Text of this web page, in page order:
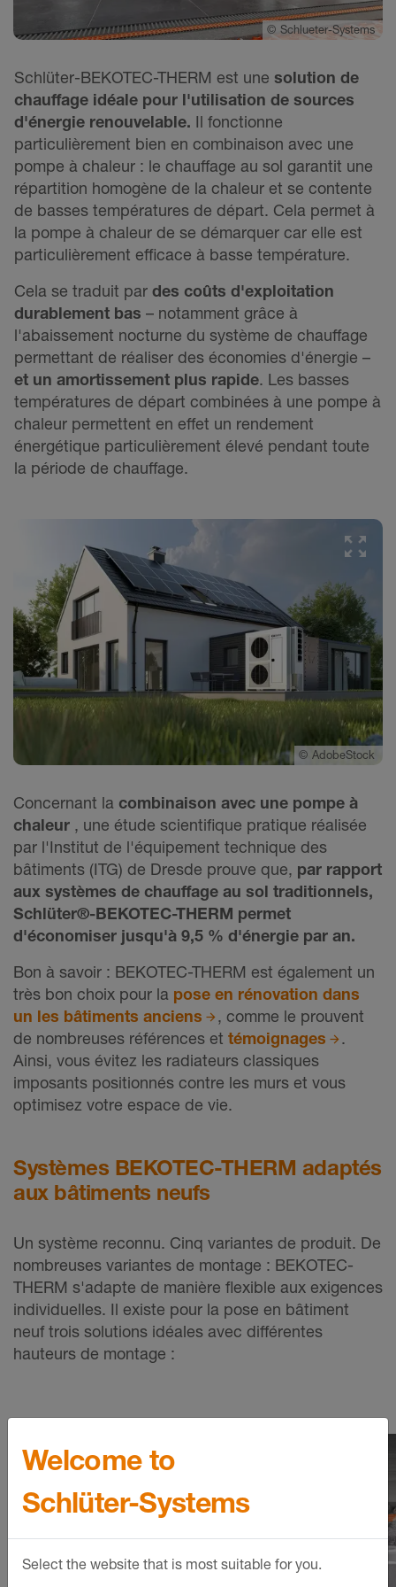
© Schlueter-Systems
Schlüter-BEKOTEC-THERM est une solution de
chauffage idéale pour l'utilisation de sources
d'énergie renouvelable. Il fonctionne
particulièrement bien en combinaison avec une
pompe à chaleur : le chauffage au sol garantit une
répartition homogène de la chaleur et se contente
de basses températures de départ. Cela permet à
la pompe à chaleur de se démarquer car elle est
particulièrement efficace à basse température.
Cela se traduit par des coûts d'exploitation
durablement bas – notamment grâce à
l'abaissement nocturne du système de chauffage
permettant de réaliser des économies d'énergie –
et un amortissement plus rapide. Les basses
températures de départ combinées à une pompe à
chaleur permettent en effet un rendement
énergétique particulièrement élevé pendant toute
la période de chauffage.
© AdobeStock
Concernant la combinaison avec une pompe à
chaleur , une étude scientifique pratique réalisée
par l'Institut de l'équipement technique des
bâtiments (ITG) de Dresde prouve que, par rapport
aux systèmes de chauffage au sol traditionnels,
Schlüter®-BEKOTEC-THERM permet
d'économiser jusqu'à 9,5 % d'énergie par an.
Bon à savoir : BEKOTEC-THERM est également un
très bon choix pour la pose en rénovation dans
un les bâtiments anciens
, comme le prouvent
de nombreuses références et témoignages
.
Ainsi, vous évitez les radiateurs classiques
imposants positionnés contre les murs et vous
optimisez votre espace de vie.
Systèmes BEKOTEC-THERM adaptés
aux bâtiments neufs
Un système reconnu. Cinq variantes de produit. De
nombreuses variantes de montage : BEKOTEC-
THERM s'adapte de manière flexible aux exigences
individuelles. Il existe pour la pose en bâtiment
neuf trois solutions idéales avec différentes
hauteurs de montage :
Welcome to
Schlüter-Systems
Select the website that is most suitable for you.